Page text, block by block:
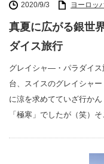
2020/9/3 ヨーロッ
真夏に広がる銀世
ダイス旅行
グレイシャ―・パラダイス
台、スイスのグレイシャ
に涼を求めてていざ行か
「極寒」でしたが（笑）